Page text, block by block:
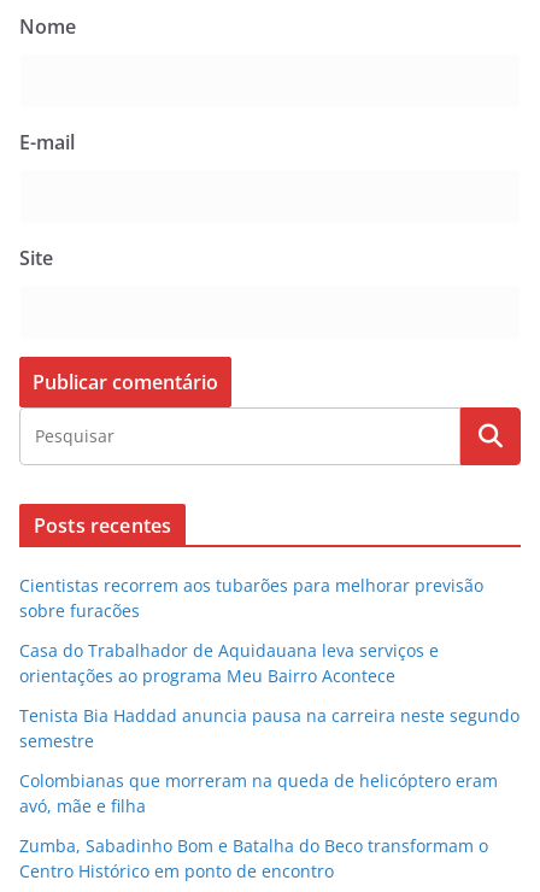
Nome
E-mail
Site
Posts recentes
Cientistas recorrem aos tubarões para melhorar previsão
sobre furacões
Casa do Trabalhador de Aquidauana leva serviços e
orientações ao programa Meu Bairro Acontece
Tenista Bia Haddad anuncia pausa na carreira neste segundo
semestre
Colombianas que morreram na queda de helicóptero eram
avó, mãe e filha
Zumba, Sabadinho Bom e Batalha do Beco transformam o
Centro Histórico em ponto de encontro